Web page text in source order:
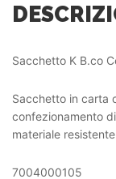
Sacchetto K B.co
Sacchetto in carta
confezionamento
materiale
7004000105